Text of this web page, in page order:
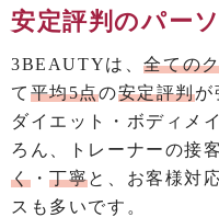
安定評判のパー
3BEAUTYは、全ての
て 平均5点の安定評判が
ダイエット・ボディメ
ろん、トレーナーの接
く・丁寧と、お客様対
スも多いです。